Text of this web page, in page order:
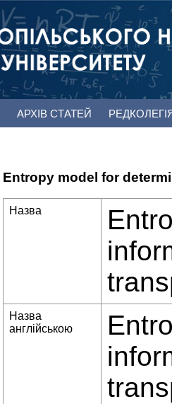
АРХІВ СТАТЕЙ
Entropy model for
Назва
Назва
англійською